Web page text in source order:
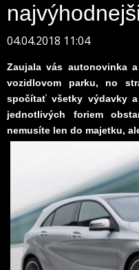
04.04.2018 11:04
Zaujala vás autonovinka
vozidlovom parku, no
spočítať všetky výdavky
jednotlivých foriem
nemusíte len do majetku,